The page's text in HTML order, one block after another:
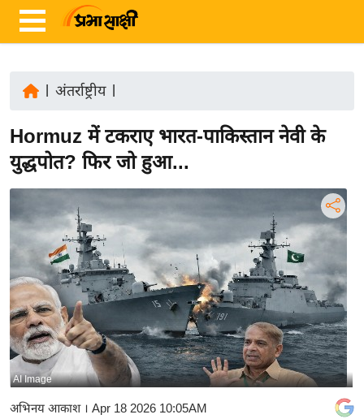
ज़ा
ख
ब
रा
ष्ट्री
य
अं
त
र्रा
ष्ट्री
य
बि
अंतर्राष्ट्रीय|
Hormuz में टकराए भारत-पाकिस्तान नेवी के
युद्धपोत? फिर जो हुआ...
AI Image
अभिनय आकाश। Apr 18 2026 10:05AM